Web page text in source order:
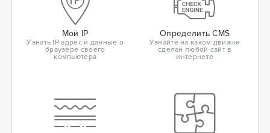
Мой IP
Узнать IP адрес и данные о
браузере своего
компьютера
Определить CMS
Узнайте на каком движке
сделан любой сайт в
интернете